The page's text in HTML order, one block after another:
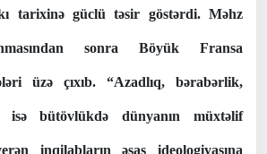
tarixinə güclü təsir göstərdi. Məhz
sonra Böyük Fransa
üzə çıxıb. “Azadlıq, bərabərlik,
isə bütövlükdə dünyanın müxtəlif
inqilabların əsas ideologiyasına